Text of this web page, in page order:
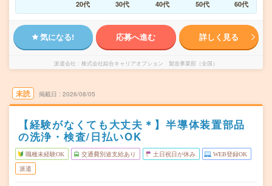
20代
30代 40代 50代 60代
気になる! 応募へ進む 詳しく見る
派遣会社 株式会社綜合キャリアオプション 製造事業部（全国）
未読 掲載日 2026/08/05
【経験がなくても大丈夫＊】半導体装置部品
の洗浄・検査/日払いOK
職種未経験OK 交通費別途支給あり 土日祝日が休み WEB登録OK
派遣